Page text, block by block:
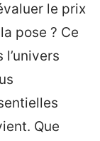
le prix
pose ? Ce
Que